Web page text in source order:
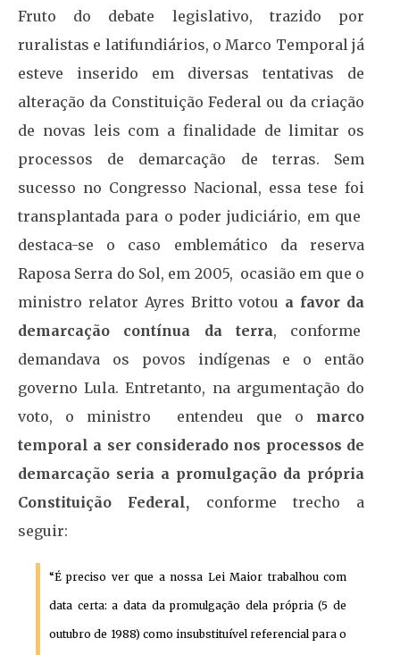
Fruto do debate legislativo, trazido por
ruralistas e latifundiários, o Marco Temporal já
esteve inserido em diversas tentativas de
alteração da Constituição Federal ou da criação
de novas leis com a finalidade de limitar os
processos de demarcação de terras. Sem
sucesso no Congresso Nacional, essa tese foi
transplantada para o poder judiciário, em que
destaca-se o caso emblemático da reserva
Raposa Serra do Sol, em 2005, ocasião em que o
ministro relator Ayres Britto votou a favor da
demarcação contínua da terra, conforme
demandava os povos indígenas e o então
governo Lula. Entretanto, na argumentação do
voto, o ministro entendeu que o marco
temporal a ser considerado nos processos de
demarcação seria a promulgação da própria
Constituição Federal, conforme trecho a
seguir:
“É preciso ver que a nossa Lei Maior trabalhou com
data certa: a data da promulgação dela própria (5 de
outubro de 1988) como insubstituível referencial para o